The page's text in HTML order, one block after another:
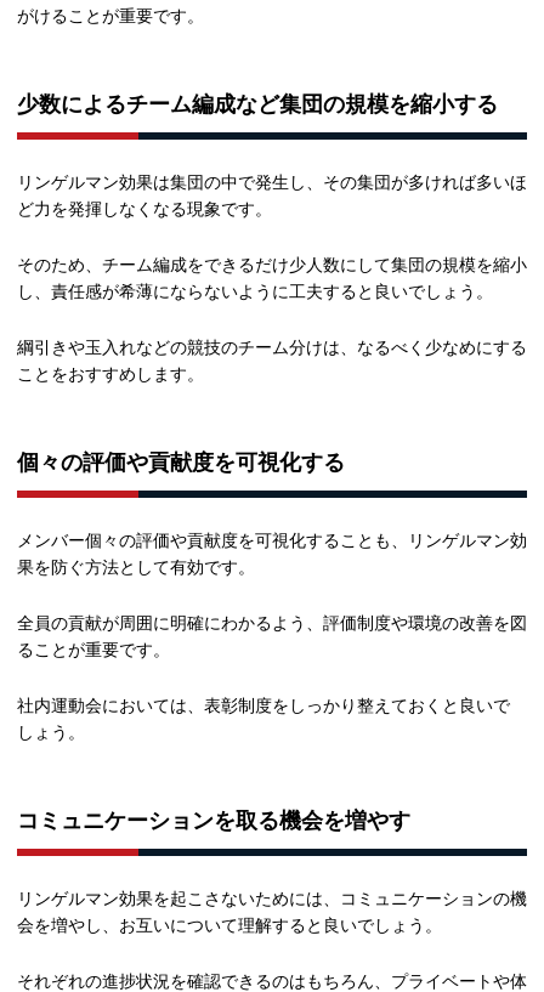
がけることが重要です。
少数によるチーム編成など集団の規模を縮小する
リンゲルマン効果は集団の中で発生し、その集団が多ければ多いほ
ど力を発揮しなくなる現象です。
そのため、チーム編成をできるだけ少人数にして集団の規模を縮小
し、責任感が希薄にならないように工夫すると良いでしょう。
綱引きや玉入れなどの競技のチーム分けは、なるべく少なめにする
ことをおすすめします。
個々の評価や貢献度を可視化する
メンバー個々の評価や貢献度を可視化することも、リンゲルマン効
果を防ぐ方法として有効です。
全員の貢献が周囲に明確にわかるよう、評価制度や環境の改善を図
ることが重要です。
社内運動会においては、表彰制度をしっかり整えておくと良いで
しょう。
コミュニケーションを取る機会を増やす
リンゲルマン効果を起こさないためには、コミュニケーションの機
会を増やし、お互いについて理解すると良いでしょう。
それぞれの進捗状況を確認できるのはもちろん、プライベートや体